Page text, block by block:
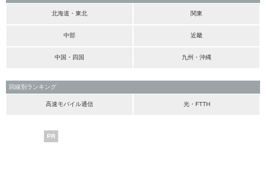
北海道・東北 関東
中部 近畿
中国・四国 九州・沖縄
回線別ランキング
高速モバイル通信 光・FTTH
PR